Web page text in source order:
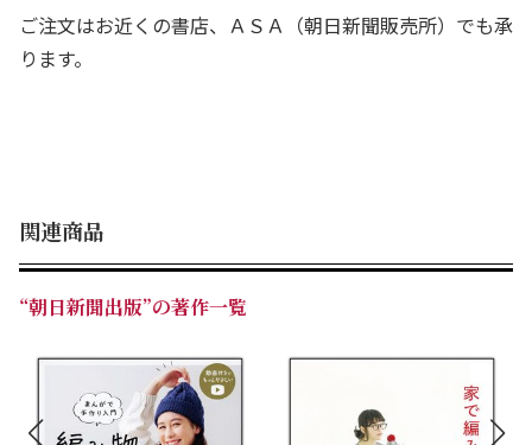
ご注文はお近くの書店、ＡＳＡ（朝日新聞販売所）でも承
ります。
関連商品
“朝日新聞出版”の著作一覧